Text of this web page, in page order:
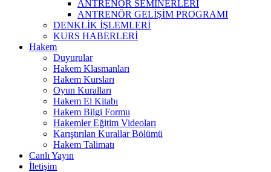
ANTRENÖR SEMİNERLERİ
ANTRENÖR GELİŞİM PROGRAMI
DENKLİK İŞLEMLERİ
KURS HABERLERİ
Hakem
Duyurular
Hakem Klasmanları
Hakem Kursları
Oyun Kuralları
Hakem El Kitabı
Hakem Bilgi Formu
Hakemler Eğitim Videoları
Karıştırılan Kurallar Bölümü
Hakem Talimatı
Canlı Yayın
İletişim